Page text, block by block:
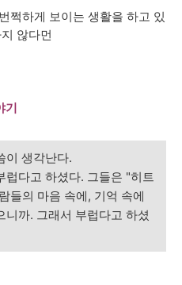
쩍하게 보이는 생활을 하고 있
않다먼
기
이 생각난다.
다고 하셨다. 그들은 "히트
들의 마음 속에, 기억 속에
니까. 그래서 부럽다고 하셨